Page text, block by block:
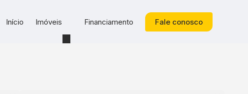
Fale conosco
Financiamento
Imóveis
Início